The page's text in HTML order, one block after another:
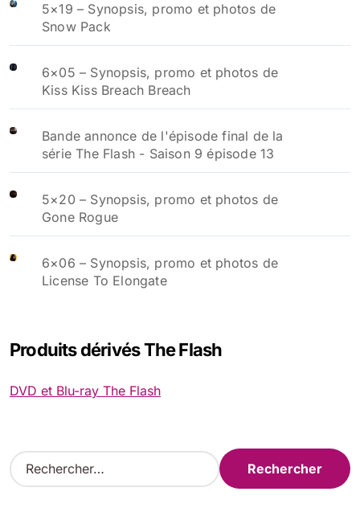
5×19 – Synopsis, promo et photos de
Snow Pack
6×05 – Synopsis, promo et photos de
Kiss Kiss Breach Breach
Bande annonce de l'épisode final de la
série The Flash - Saison 9 épisode 13
5×20 – Synopsis, promo et photos de
Gone Rogue
6×06 – Synopsis, promo et photos de
License To Elongate
Produits dérivés The Flash
DVD et Blu-ray The Flash
R
e